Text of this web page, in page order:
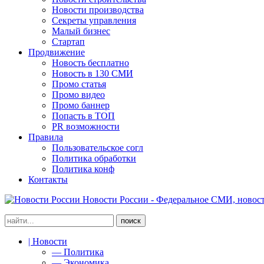
Новости производства
Секреты управления
Малый бизнес
Стартап
Продвижение
Новость бесплатно
Новость в 130 СМИ
Промо статья
Промо видео
Промо баннер
Попасть в ТОП
PR возможности
Правила
Пользовательское согл
Политика обработки
Политика конф
Контакты
Новости России - Федеральное СМИ,
| Новости
— Политика